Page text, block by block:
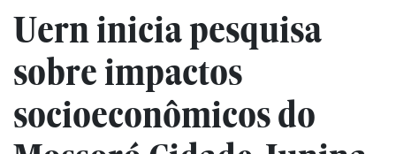
Uern inicia pesquisa
sobre impactos
socioeconômicos do